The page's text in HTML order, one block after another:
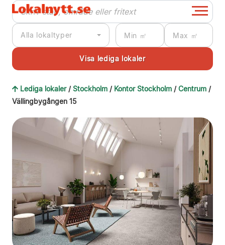
Alla lokaltyper
Lediga lokaler / Stockholm / Kontor Stockholm /Centrum /
Vällingbygången 15